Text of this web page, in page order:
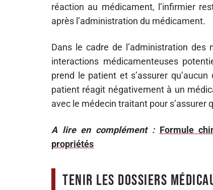
réaction au médicament, l’infirmier
après l’administration du médicament.
Dans le cadre de l’administration
interactions médicamenteuses
prend le patient et s’assurer
patient réagit négativement à un
avec le médecin traitant pour s’assurer
A lire en complément : Formule
propriétés
Tenir les dossiers